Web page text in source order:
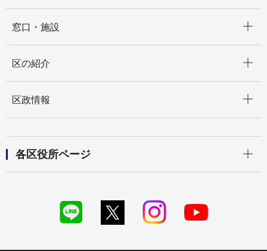
窓口・施設
区の紹介
区政情報
各区役所ページ